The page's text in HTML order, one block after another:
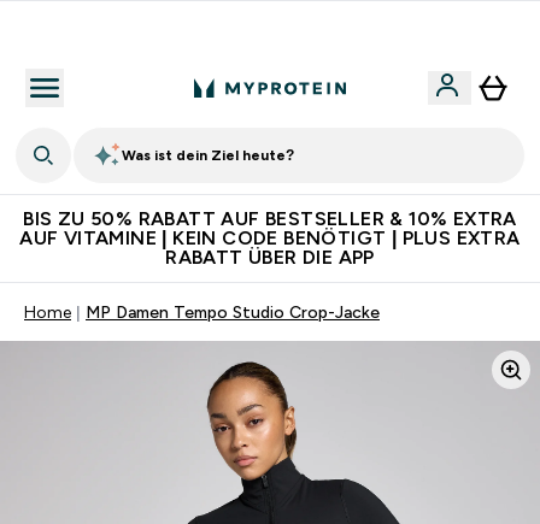
Was ist dein Ziel heute?
BIS ZU 50% RABATT AUF BESTSELLER & 10% EXTRA
AUF VITAMINE | KEIN CODE BENÖTIGT | PLUS EXTRA
RABATT ÜBER DIE APP
Home MP Damen Tempo Studio Crop-Jacke